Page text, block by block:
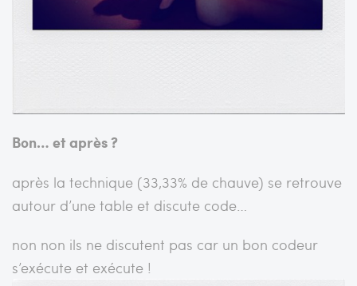
Bon… et après ?
après la technique (33,33% de chauve) se retrouve
autour d’une table et discute code…
non non ils ne discutent pas car un bon codeur
s’exécute et exécute !